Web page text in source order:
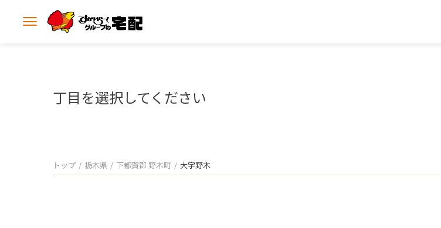
メ
丁目を選択してください
トップ 栃木県 下都賀郡 野木町 大字野木